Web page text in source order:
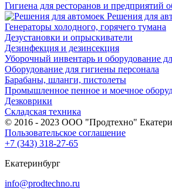
Гигиена для ресторанов и предприятий
Решения для
Генераторы холодного, горячего тумана
Дезустановки и опрыскиватели
Дезинфекция и дезинсекция
Уборочный инвентарь и оборудование
Оборудование для гигиены персонала
Барабаны, шланги, пистолеты
Промышленное пенное и моечное
Дезковрики
Складская техника
© 2016 - 2023 ООО "Продтехно"
Пользовательское соглашение
+7 (343) 318-27-65
Екатеринбург
info@prodtechno.ru